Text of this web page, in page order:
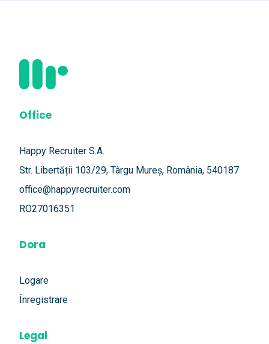
Office
Happy Recruiter S.A.
Str. Libertății 103/29, Târgu Mureș, România, 540187
office@happyrecruiter.com
RO27016351
Dora
Logare
Înregistrare
Legal